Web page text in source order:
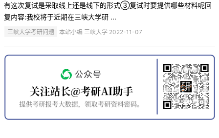
有这次复试是采取线上还是线下的形式③复试时要提供哪些材料呢回
复内容:我校将于近期在三峡大学研 ...
三峡大学考研问题 本站小编 三峡大学 2022-11-07